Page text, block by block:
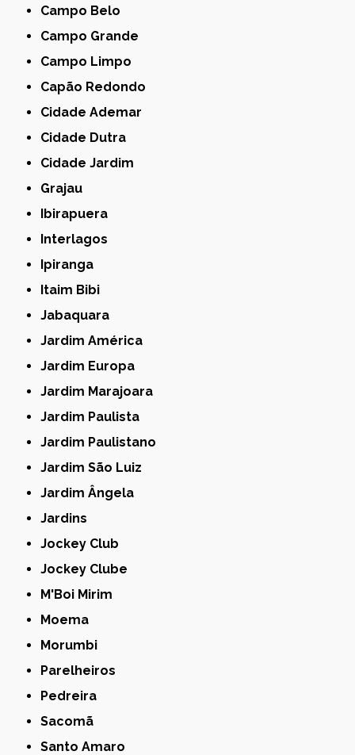
Campo Belo
Campo Grande
Campo Limpo
Capão Redondo
Cidade Ademar
Cidade Dutra
Cidade Jardim
Grajau
Ibirapuera
Interlagos
Ipiranga
Itaim Bibi
Jabaquara
Jardim América
Jardim Europa
Jardim Marajoara
Jardim Paulista
Jardim Paulistano
Jardim São Luiz
Jardim Ângela
Jardins
Jockey Club
Jockey Clube
M'Boi Mirim
Moema
Morumbi
Parelheiros
Pedreira
Sacomã
Santo Amaro